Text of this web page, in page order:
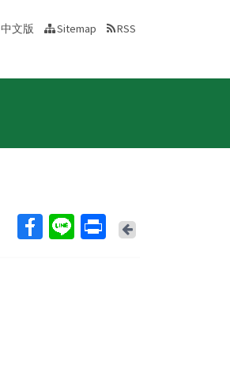
中文版 Sitemap RSS
Back